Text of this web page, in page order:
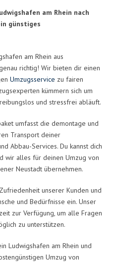
am Rhein nach
günstiges
am Rhein aus
richtig! Wir bieten dir einen
Umzugsservice zu fairen
kümmern sich um
und stressfrei abläuft.
umfasst die demontage und
Transport deiner
Abbau-Services. Du kannst dich
wir alles für deinen Umzug von
Neustadt übernehmen.
unserer Kunden und
und Bedürfnisse ein. Unser
zur Verfügung, um alle Fragen
zu unterstützen.
Ludwigshafen am Rhein und
Umzug von